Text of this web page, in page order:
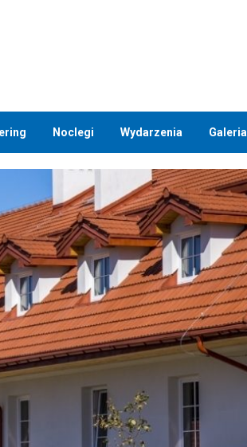
Noclegi Wydarzenia Galeria